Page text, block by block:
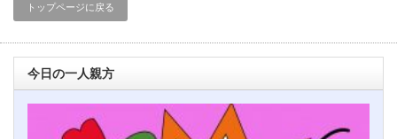
トップページに戻る
今日の一人親方